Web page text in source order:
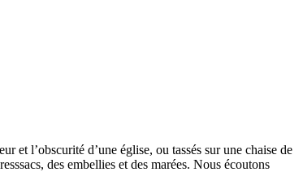
et l’obscurité d’une église, ou tassés sur une chaise de
des embellies et des marées. Nous écoutons